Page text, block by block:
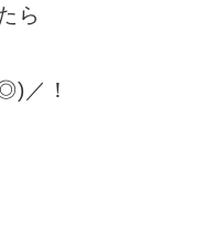
ら
／！